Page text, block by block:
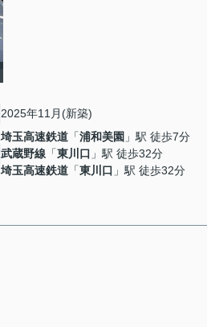
2025年11月(新築)
埼玉高速鉄道 「浦和美園 」駅 徒歩7分
武蔵野線 「東川口 」駅 徒歩32分
埼玉高速鉄道 「東川口 」駅 徒歩32分